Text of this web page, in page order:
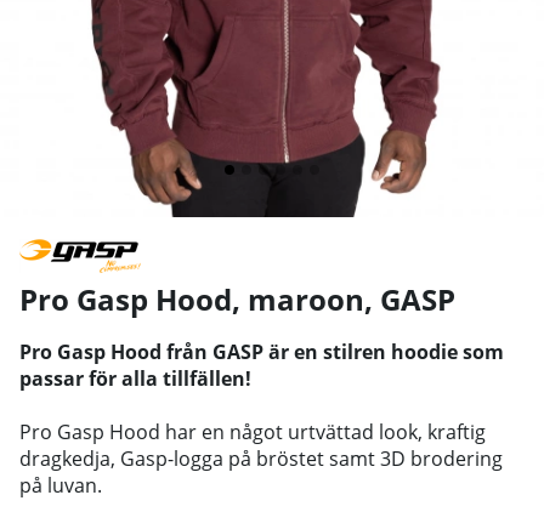
Pro Gasp Hood, maroon, GASP
Pro Gasp Hood från GASP är en stilren hoodie som
passar för alla tillfällen!
Pro Gasp Hood har en något urtvättad look, kraftig
dragkedja, Gasp-logga på bröstet samt 3D brodering
på luvan.